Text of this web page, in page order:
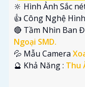
🔆 Hình Ảnh Sắc
👍 Công Nghệ
🔴 Tầm Nhìn Ban
Ngoại SMD.
💦 Mẫu Camera
️🔮 Khả Năng : Thu